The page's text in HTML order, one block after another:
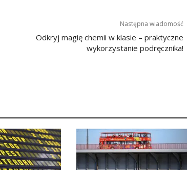
Następna wiadomość
Odkryj magię chemii w klasie – praktyczne
wykorzystanie podręcznika!